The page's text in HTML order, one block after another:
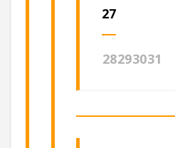
27
28293031